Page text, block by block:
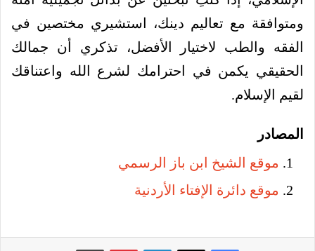
ومتوافقة مع تعاليم دينك، استشيري مختصين في
الفقه والطب لاختيار الأفضل، تذكري أن جمالك
الحقيقي يكمن في احترامك لشرع الله واعتناقك
لقيم الإسلام.
المصادر
موقع الشيخ ابن باز الرسمي
موقع دائرة الإفتاء الأردنية